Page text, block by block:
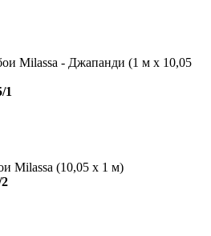
Milassa - Джапанди (1 м х 10,05
1
Milassa (10,05 х 1 м)